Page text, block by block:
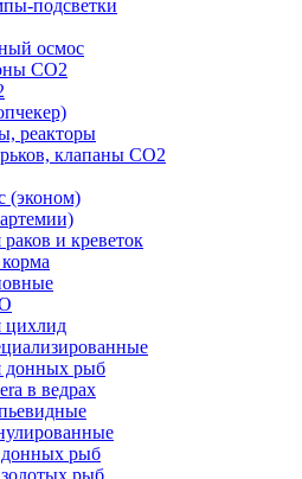
подсветки
осмос
СО2
реакторы
клапаны СО2
(эконом)
и креветок
цихлид
донных рыб
в ведрах
донных рыб
рыб